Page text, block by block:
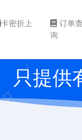
卡密折上
订单查
询
只提供